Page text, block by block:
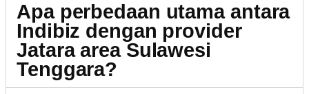
Apa perbedaan utama antara
Indibiz dengan provider
Jatara area Sulawesi
Tenggara?